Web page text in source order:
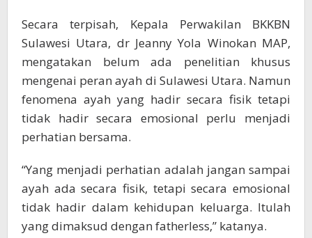
Secara terpisah, Kepala Perwakilan BKKBN
Sulawesi Utara, dr Jeanny Yola Winokan MAP,
mengatakan belum ada penelitian khusus
mengenai peran ayah di Sulawesi Utara. Namun
fenomena ayah yang hadir secara fisik tetapi
tidak hadir secara emosional perlu menjadi
perhatian bersama.
“Yang menjadi perhatian adalah jangan sampai
ayah ada secara fisik, tetapi secara emosional
tidak hadir dalam kehidupan keluarga. Itulah
yang dimaksud dengan fatherless,” katanya.